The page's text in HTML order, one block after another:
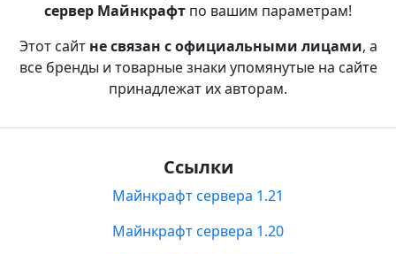
сервер Майнкрафт по вашим параметрам!
Этот сайт не связан с официальными лицами, а
все бренды и товарные знаки упомянутые на сайте
принадлежат их авторам.
Ссылки
Майнкрафт сервера 1.21
Майнкрафт сервера 1.20